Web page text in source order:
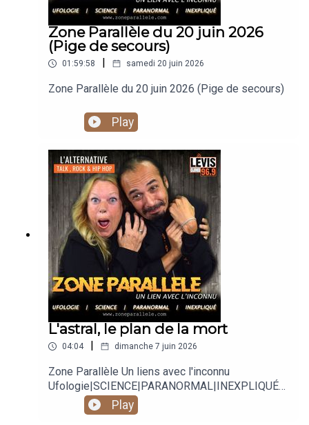
Zone Parallèle du 20 juin 2026
(Pige de secours)
01:59:58 | samedi 20 juin 2026
Zone Parallèle du 20 juin 2026 (Pige de secours)
Play
L'astral, le plan de la mort
04:04 | dimanche 7 juin 2026
Zone Parallèle Un liens avec l'inconnu
Ufologie|SCIENCE|PARANORMAL|INEXPLIQUÉ
Animé par Carole Lauzé, SteveZ
https://www.facebook.com/zoneparallele
Play